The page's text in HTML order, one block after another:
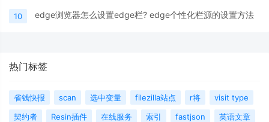
10 edge浏览器怎么设置edge栏? edge个性化栏源的设置方法
热门标签
省钱快报 scan 选中变量 filezilla站点 r将
visit type
契约者
Resin插件 在线服务 索引 fastjson
英语文章